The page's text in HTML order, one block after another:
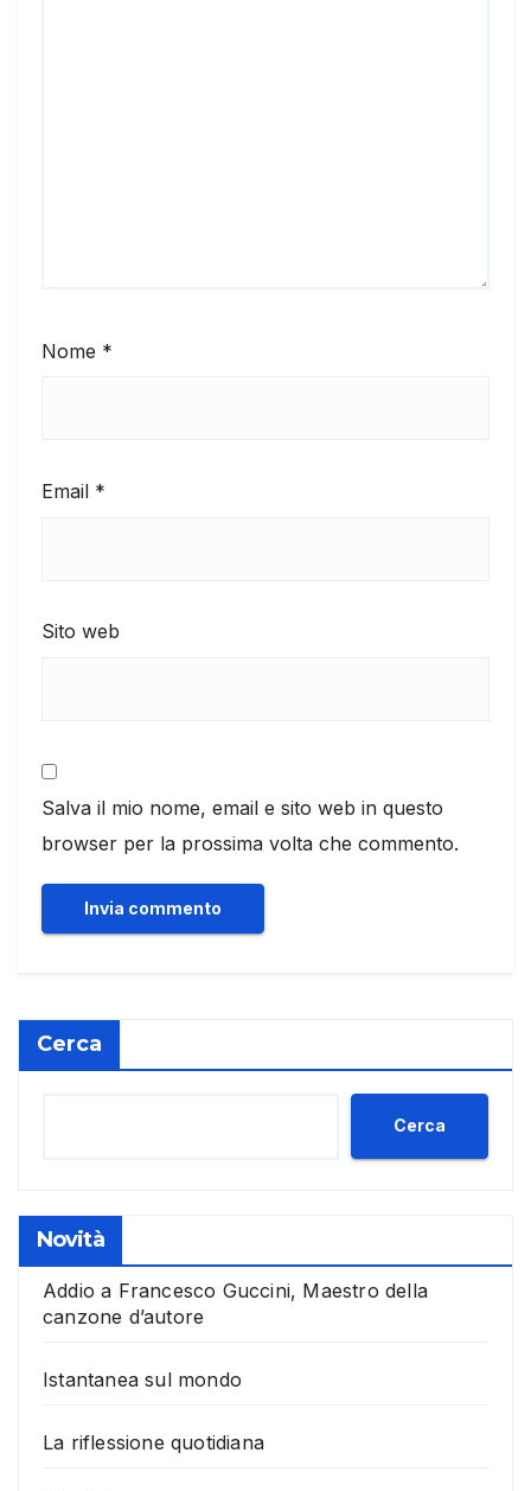
Nome *
Email *
Sito web
Salva il mio nome, email e sito web in questo
browser per la prossima volta che commento.
Cerca
Cerca
Novità
Addio a Francesco Guccini, Maestro della
canzone d’autore
Istantanea sul mondo
La riflessione quotidiana